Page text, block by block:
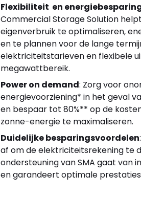
Flexibiliteit en
Commercial Storage Solution
eigenverbruik te optimaliseren,
en te plannen voor de lange
elektriciteitstarieven en flexibele
megawattbereik.
Power on demand: Zorg voor
energievoorziening* in het geval
en bespaar tot 80%** op de
zonne-energie te maximaliseren.
Duidelijke besparingsvoordelen
af om de elektriciteitsrekening te
ondersteuning van SMA gaat van
en garandeert optimale